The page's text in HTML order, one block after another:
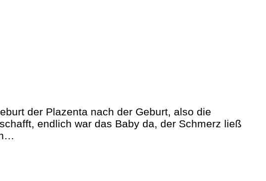
der Plazenta nach der Geburt, also die
endlich war das Baby da, der Schmerz ließ